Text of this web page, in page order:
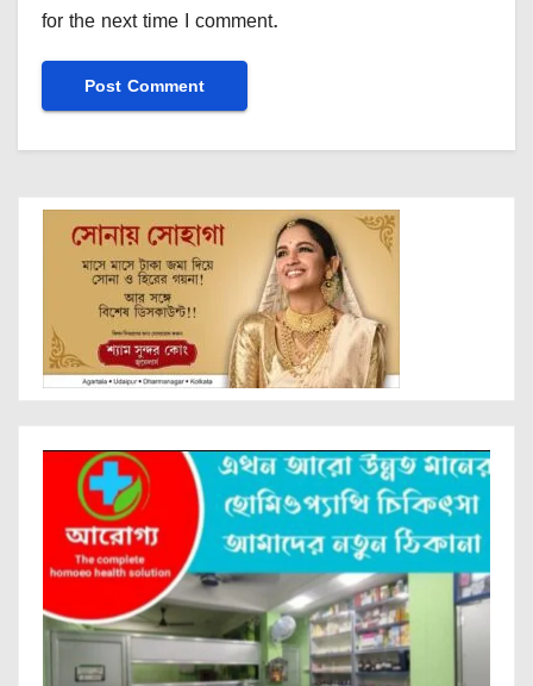
for the next time I comment.